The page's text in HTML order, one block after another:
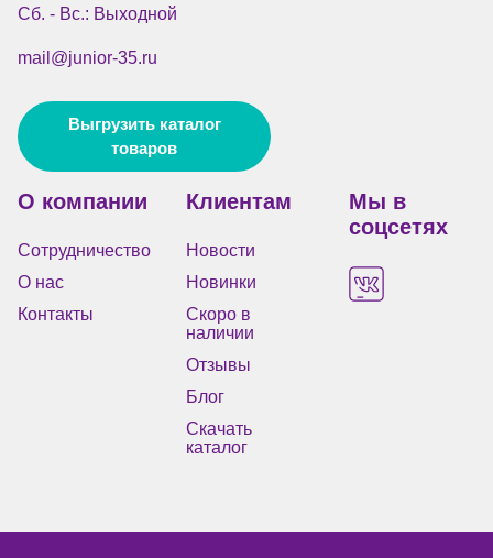
Сб. - Вс.: Выходной
mail@junior-35.ru
Выгрузить каталог
товаров
О компании
Сотрудничество
О нас
Контакты
Клиентам
Новости
Новинки
Скоро в
наличии
Отзывы
Блог
Скачать
каталог
Мы в
соцсетях